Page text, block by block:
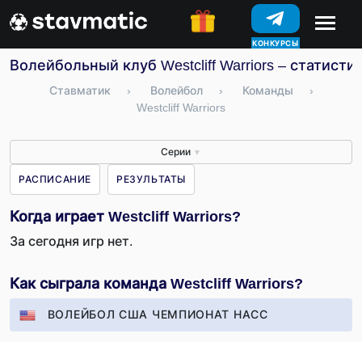
КОНКУРСЫ
Волейбольный клуб Westcliff Warriors –
Ставматик › Волейбол › Команды
›
Westcliff Warriors
Серии ▼
РАСПИСАНИЕ РЕЗУЛЬТАТЫ
Когда играет Westcliff Warriors?
За сегодня игр нет.
Как сыграла команда Westcliff Warriors?
ВОЛЕЙБОЛ США ЧЕМПИОНАТ НАСС